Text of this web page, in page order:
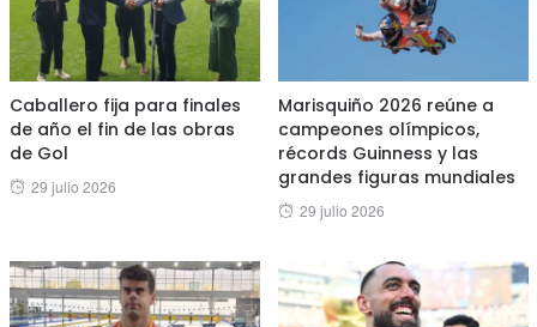
Caballero fija para finales
de año el fin de las obras
de Gol
Posted
29 julio 2026
Marisquiño 2026 reúne a
campeones olímpicos,
récords Guinness y las
grandes figuras mundiales
Posted
29 julio 2026